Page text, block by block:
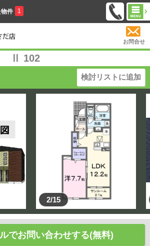
件 1
お問合せ
Ⅱ 102
検討リストに追加
2/15
でお問い合わせする(無料)